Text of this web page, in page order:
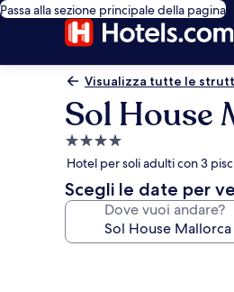
Passa alla sezione principale della pagina
Visualizza tutte le
Sol House
Struttura
a
4.0
stelle
Hotel per soli adulti con 3
Scegli le date per
Dove vuoi andare?